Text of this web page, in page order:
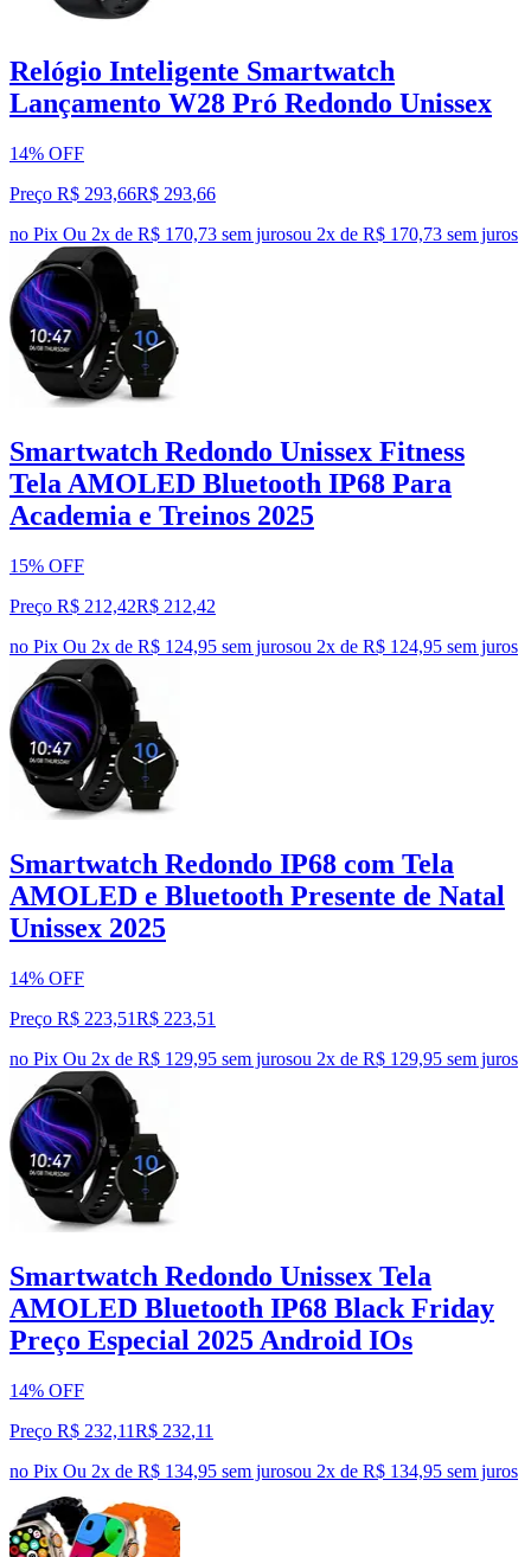
Relógio Inteligente Smartwatch
Lançamento W28 Pró Redondo Unissex
14% OFF
Preço R$ 293,66R$ 293,66
no Pix Ou 2x de R$ 170,73 sem jurosou 2x de R$ 170,73 sem juros
Smartwatch Redondo Unissex Fitness
Tela AMOLED Bluetooth IP68 Para
Academia e Treinos 2025
15% OFF
Preço R$ 212,42R$ 212,42
no Pix Ou 2x de R$ 124,95 sem jurosou 2x de R$ 124,95 sem juros
Smartwatch Redondo IP68 com Tela
AMOLED e Bluetooth Presente de Natal
Unissex 2025
14% OFF
Preço R$ 223,51R$ 223,51
no Pix Ou 2x de R$ 129,95 sem jurosou 2x de R$ 129,95 sem juros
Smartwatch Redondo Unissex Tela
AMOLED Bluetooth IP68 Black Friday
Preço Especial 2025 Android IOs
14% OFF
Preço R$ 232,11R$ 232,11
no Pix Ou 2x de R$ 134,95 sem jurosou 2x de R$ 134,95 sem juros